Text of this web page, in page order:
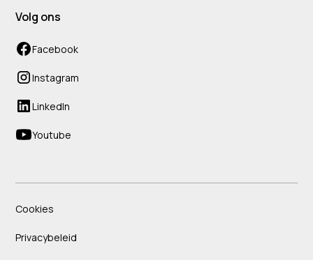
Volg ons
Facebook
Instagram
LinkedIn
Youtube
Cookies
Privacybeleid